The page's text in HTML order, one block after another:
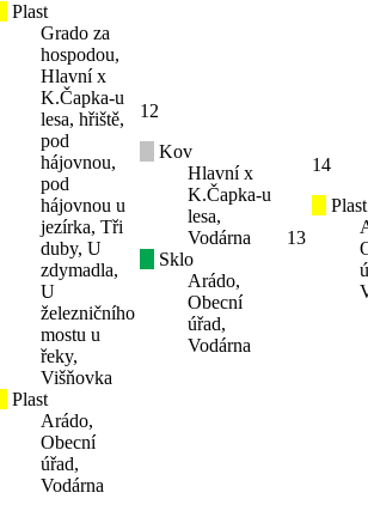
Plast
Grado za
hospodou,
Hlavní x
K.Čapka-u
lesa, hřiště,
pod
hájovnou,
pod
hájovnou u
jezírka, Tři
duby, U
zdymadla,
U
železničního
mostu u
řeky,
Višňovka
Plast
Arádo,
Obecní
úřad,
Vodárna
12
Kov
Hlavní x
K.Čapka-u
lesa,
Vodárna
Sklo
Arádo,
Obecní
úřad,
Vodárna
13
14
Plast